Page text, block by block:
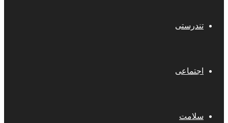
تندرستی
اجتماعی
سلامت